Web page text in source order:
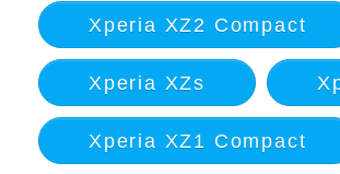
Xperia XZ2 Compact
Xperia XZs
Xperia XZ1 Compact